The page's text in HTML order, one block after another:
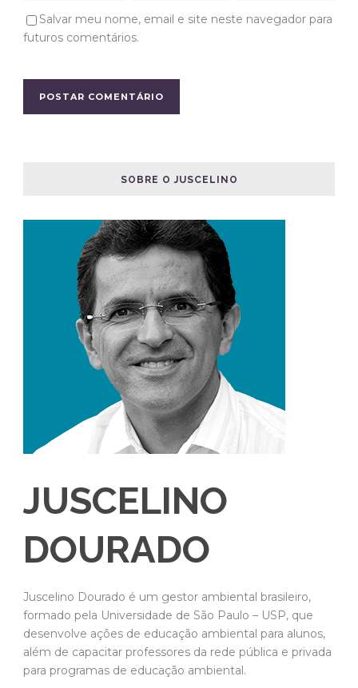
Salvar meu nome, email e site neste navegador para
futuros comentários.
SOBRE O JUSCELINO
JUSCELINO
DOURADO
Juscelino Dourado é um gestor ambiental brasileiro,
formado pela Universidade de São Paulo – USP, que
desenvolve ações de educação ambiental para alunos,
além de capacitar professores da rede pública e privada
para programas de educação ambiental.